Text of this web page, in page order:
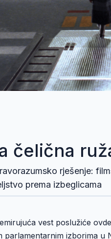
čelična
rješenje:
prema izbeglicama
vest poslužiće
parlamentarnim izborima u